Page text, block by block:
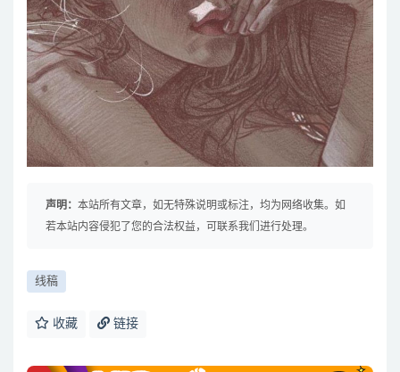
声明： 本站所有文章，如无特殊说明或标注，均为网络收集。如
若本站内容侵犯了您的合法权益，可联系我们进行处理。
线稿
收藏 链接